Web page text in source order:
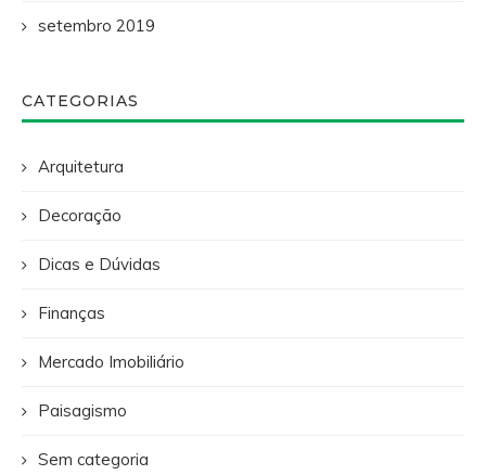
setembro 2019
CATEGORIAS
Arquitetura
Decoração
Dicas e Dúvidas
Finanças
Mercado Imobiliário
Paisagismo
Sem categoria